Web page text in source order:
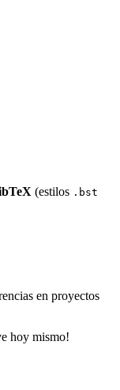
(estilos .bst
en proyectos
hoy mismo!